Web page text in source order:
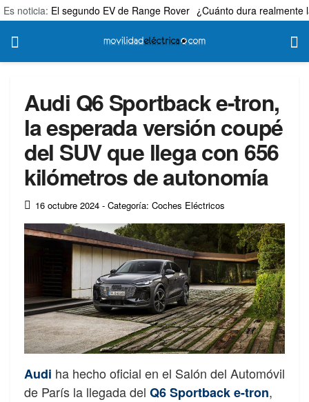
Es noticia: El segundo EV de Range Rover ¿Cuánto dura realmente
Audi Q6 Sportback e-tron,
la esperada versión coupé
del SUV que llega con 656
kilómetros de autonomía
16 octubre 2024 - Categoría: Coches Eléctricos
Audi ha hecho oficial en el Salón del Automóvil
de París la llegada del Q6 Sportback e-tron,